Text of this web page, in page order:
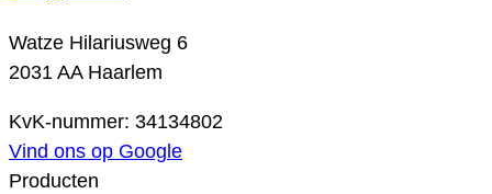
Watze Hilariusweg 6
2031 AA Haarlem
KvK-nummer: 34134802
Vind ons op Google
Producten